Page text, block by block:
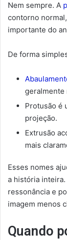
Nem sempre. A
contorno
importante do
De forma
geralmente
Protusão é
projeção.
Extrusão
mais
Esses nomes
a história
ressonância e
imagem menos
Quando